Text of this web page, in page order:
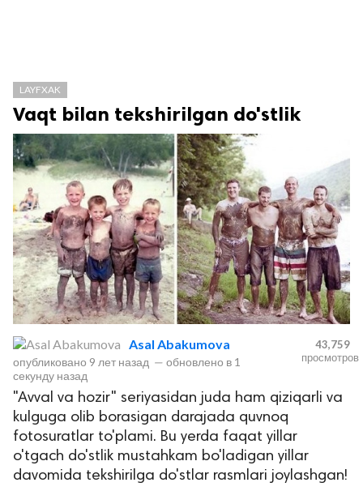
LAYFXAK
Vaqt bilan tekshirilgan do'stlik
Asal Abakumova
опубликовано 9 лет назад — обновлено в 1
секунду назад
43,759
просмотров
"Avval va hozir" seriyasidan juda ham qiziqarli va
kulguga olib borasigan darajada quvnoq
fotosuratlar to'plami. Bu yerda faqat yillar
o'tgach do'stlik mustahkam bo'ladigan yillar
davomida tekshirilga do'stlar rasmlari joylashgan!